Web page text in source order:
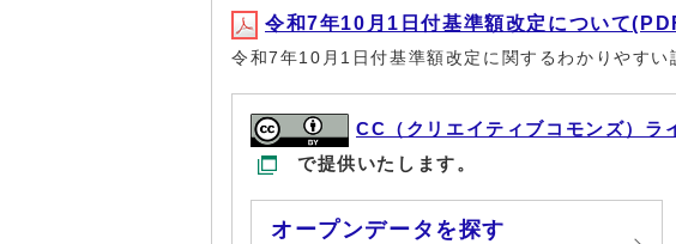
令和7年10月1日付基準額改定について
令和7年10月1日付基準額改定に関するわかりやすい
CC（クリエイティブコモンズ）ラ
で提供いたします。
オープンデータを探す